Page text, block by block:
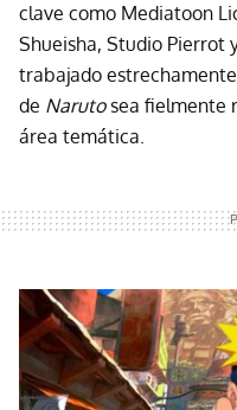
clave como Mediatoon
Shueisha, Studio Pierrot
trabajado
de Narutosea fielmente
área temática.